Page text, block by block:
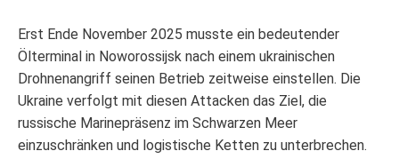
Erst Ende November 2025 musste ein bedeutender
Ölterminal in Noworossijsk nach einem ukrainischen
Drohnenangriff seinen Betrieb zeitweise einstellen. Die
Ukraine verfolgt mit diesen Attacken das Ziel, die
russische Marinepräsenz im Schwarzen Meer
einzuschränken und logistische Ketten zu unterbrechen.